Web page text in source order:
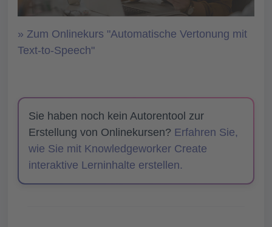
» Zum Onlinekurs "Automatische Vertonung mit
Text-to-Speech"
Sie haben noch kein Autorentool zur
Erstellung von Onlinekursen? Erfahren Sie,
wie Sie mit Knowledgeworker Create
interaktive Lerninhalte erstellen.